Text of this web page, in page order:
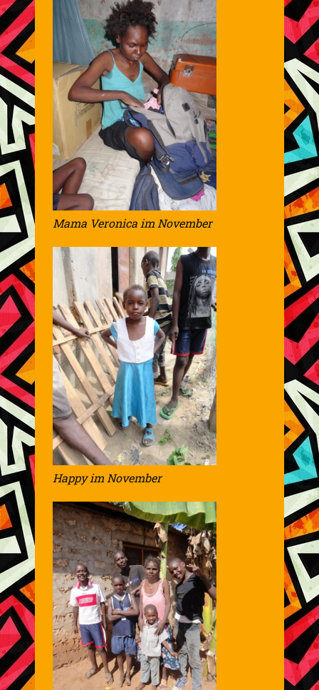
Mama Veronica im November
Happy im November